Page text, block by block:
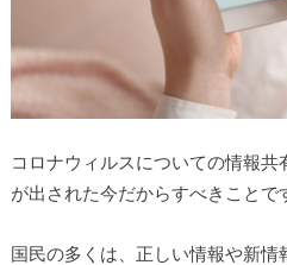
コロナウィルスについての情報
が出された今だからすべきことで
国民の多くは、正しい情報や新情